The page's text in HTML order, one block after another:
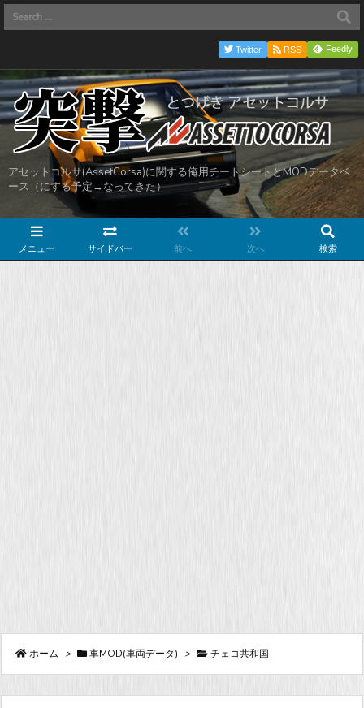
アセットコルサ(AssetCorsa)に関する俺用チートシートとMODデータベ
ース（にする予定→なってきた）
メニュー サイドバー 前へ 次へ 検索
Twitter RSS Feedly
ホーム > 車MOD(車両データ) > チェコ共和国